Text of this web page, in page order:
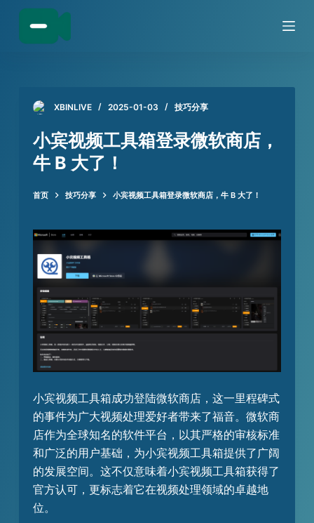
跳
XBINLIVE 2025-01-03 技巧分享
小宾视频工具箱登录微软商店，
牛 B 大了！
首页 技巧分享 小宾视频工具箱登录微软商店，牛 B 大了！
小宾视频工具箱成功登陆微软商店，这一里程碑式
的事件为广大视频处理爱好者带来了福音。微软商
店作为全球知名的软件平台，以其严格的审核标准
和广泛的用户基础，为小宾视频工具箱提供了广阔
的发展空间。这不仅意味着小宾视频工具箱获得了
官方认可，更标志着它在视频处理领域的卓越地
位。